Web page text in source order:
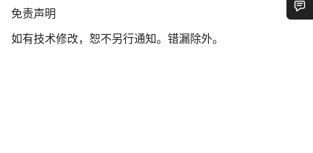
免
声
免责声明
如有技术修改，恕不另行通知。错漏除外。
您需要帮助吗？